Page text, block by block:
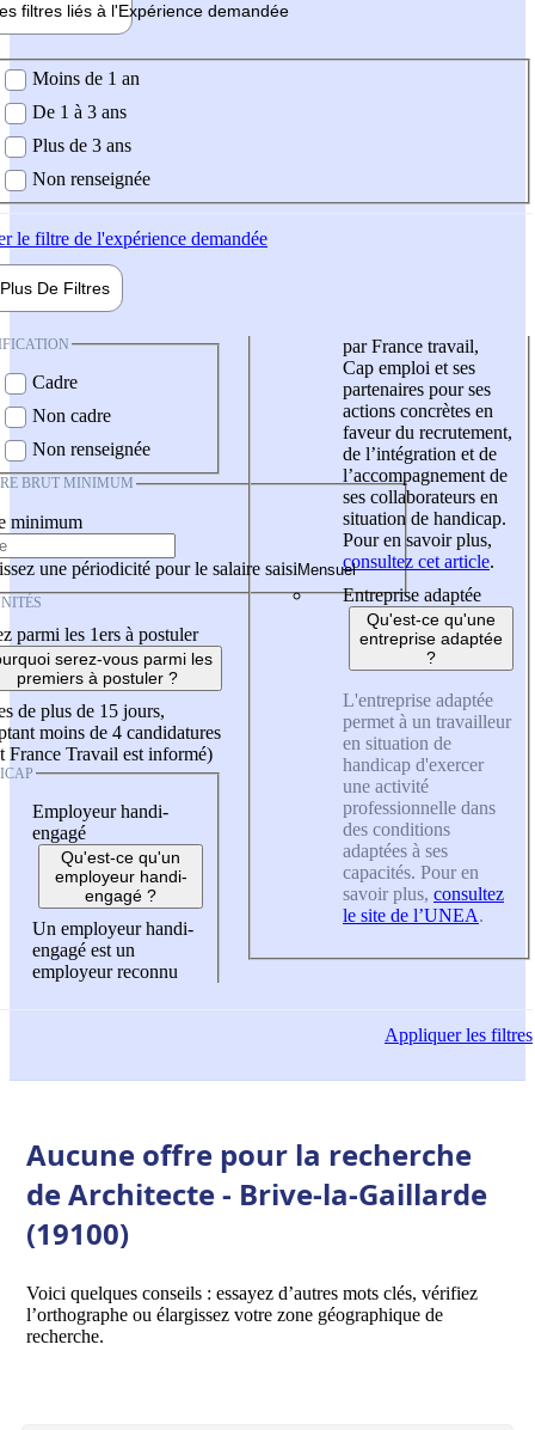
filtres liés à l'Expérience demandée
demandée
Moins de 1 an
De 1 à 3 ans
Plus de 3 ans
Non renseignée
le filtre de l'expérience demandée
Plus De Filtres
Cadre
Non cadre
Non renseignée
BRUT MINIMUM
minimum
une périodicité pour le salaire saisi
parmi les 1ers à postuler
serez-vous parmi les
premiers à postuler ?
de plus de 15 jours,
moins de 4 candidatures
France Travail est informé)
Employeur handi-
engagé
Qu'est-ce qu'un
employeur handi-
engagé ?
Un employeur handi-
engagé est un
employeur reconnu
par France travail,
Cap emploi et ses
partenaires pour ses
actions concrètes en
faveur du recrutement,
de l’intégration et de
l’accompagnement de
ses collaborateurs en
situation de handicap.
Pour en savoir plus,
consultez cet article.
Entreprise adaptée
Qu'est-ce qu'une
entreprise adaptée
?
L'entreprise adaptée
permet à un travailleur
en situation de
handicap d'exercer
une activité
professionnelle dans
des conditions
adaptées à ses
capacités. Pour en
savoir plus, consultez
le site de l’UNEA.
Appliquerles filtres
Aucune offre pour la recherche
de Architecte - Brive-la-Gaillarde
(19100)
Voici quelques conseils : essayez d’autres mots clés, vérifiez
l’orthographe ou élargissez votre zone géographique de
recherche.